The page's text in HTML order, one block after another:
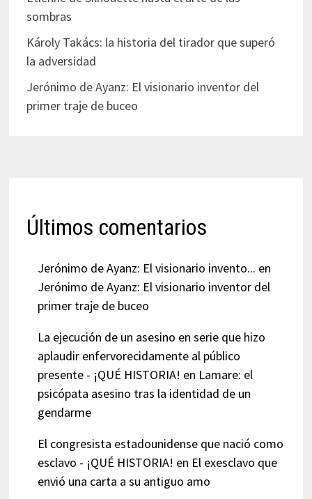
sombras
Károly Takács: la historia del tirador que superó
la adversidad
Jerónimo de Ayanz: El visionario inventor del
primer traje de buceo
Últimos comentarios
Jerónimo de Ayanz: El visionario invento... en
Jerónimo de Ayanz: El visionario inventor del
primer traje de buceo
La ejecución de un asesino en serie que hizo
aplaudir enfervorecidamente al público
presente - ¡QUÉ HISTORIA! en Lamare: el
psicópata asesino tras la identidad de un
gendarme
El congresista estadounidense que nació como
esclavo - ¡QUÉ HISTORIA! en El exesclavo que
envió una carta a su antiguo amo